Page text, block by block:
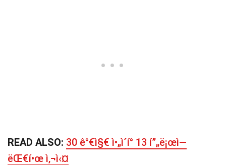
READ ALSO: 30 ê°€ì§€ ì•„ì´í° 13 í”„ë¡œì—
ëŒ€í•œ ì‚¬ì‹¤